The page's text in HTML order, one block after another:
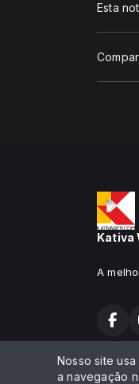
Esta
Kativa
A
Todos os
Nosso site
a navegação